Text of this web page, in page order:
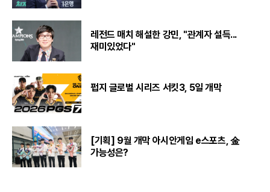
레전드 매치 해설한 강민, "관계자 설득...
재미있었다"
펍지 글로벌 시리즈 서킷3, 5일 개막
[기획] 9월 개막 아시안게임 e스포츠, 金
가능성은?